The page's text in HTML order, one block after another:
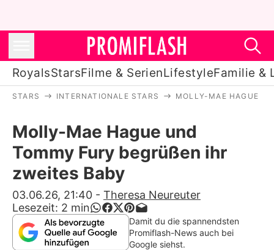
RoyalsStarsFilme & SerienLifestyleFamilie &
Stars
Filme & Serien
Lifestyle
Familie & Liebe
Promiflash Exklusiv
STARS INTERNATIONALE STARS MOLLY-MAE HAGUE
Molly-Mae Hague und
Tommy Fury begrüßen ihr
zweites Baby
03.06.26, 21:40 - Theresa Neureuter
Lesezeit: 2 min
Damit du die spannendsten
Promiflash-News auch bei
Google siehst.